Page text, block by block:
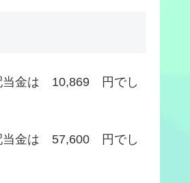
当金は 10,869 円でし
当金は 57,600 円でし